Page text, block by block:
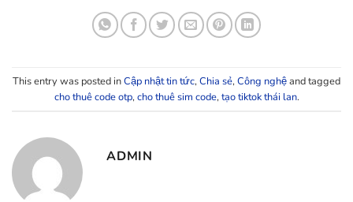
This entry was posted inCập nhật tin tức, Chia sẻ, Công nghệand tagged
cho thuê code otp, cho thuê sim code, tạo tiktok thái lan.
ADMIN